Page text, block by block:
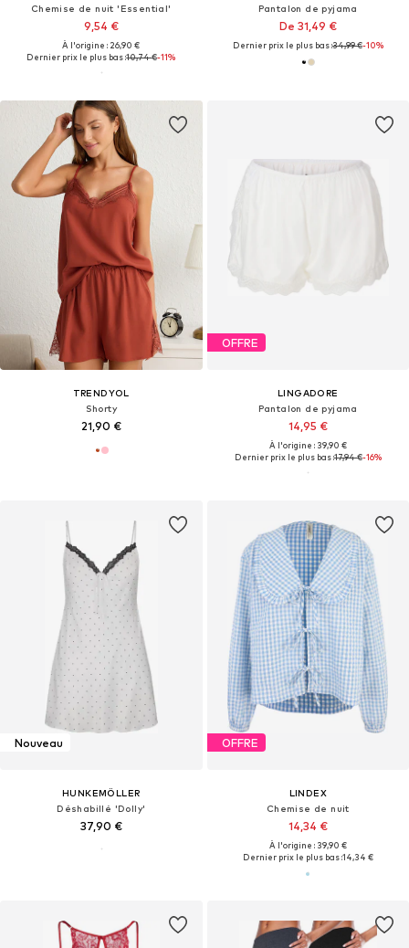
Chemise de nuit 'Essential'
9,54 €
À l'origine : 26,90 €
Dernier prix le plus bas :10,74 €-11%
Pantalon de pyjama
De 31,49 €
Dernier prix le plus bas :34,99 €-10%
TRENDYOL
Shorty
21,90 €
OFFRE
LINGADORE
Pantalon de pyjama
14,95 €
À l'origine : 39,90 €
Dernier prix le plus bas :17,94 €-16%
Nouveau
HUNKEMÖLLER
Déshabillé 'Dolly'
37,90 €
OFFRE
LINDEX
Chemise de nuit
14,34 €
À l'origine : 39,90 €
Dernier prix le plus bas :14,34 €